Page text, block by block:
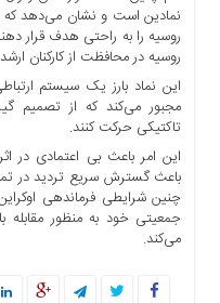
نمادین است و نشان می‌دهد که
روسیه را به راحتی هدف قرار
روسیه در محافظت از کارکنان
این نماد بارز یک سیستم
مجبور می‌کند که از تصمیم
تاکتیکی حرکت کنند.
این امر باعث بی اعتمادی در
باعث گسترش سریع تردید در
چنین شرایطی فرماندهی
جمعیتی خود به منظور
می‌کند.